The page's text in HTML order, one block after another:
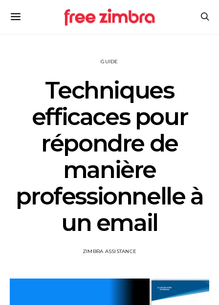
GUIDE
Techniques
efficaces pour
répondre de
manière
professionnelle à
un email
ZIMBRA ASSISTANCE